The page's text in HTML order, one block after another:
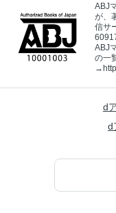
ABJ
が、
信サ
ABJ
の一
→
d
d